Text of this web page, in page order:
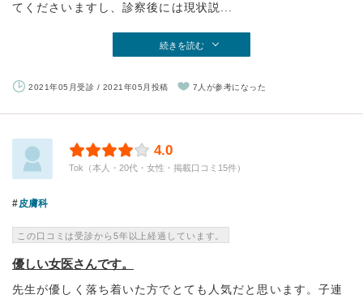
てくださいますし、診察後には現状説...
続きを読む
2021年05月受診 / 2021年05月投稿 7人が参考になった
4.0
Tok（本人・20代・女性・掲載口コミ15件）
皮膚科
この口コミは受診から5年以上経過しています。
優しい女医さんです。
先生が優しく落ち着いた方でとても人気だと思います。子連